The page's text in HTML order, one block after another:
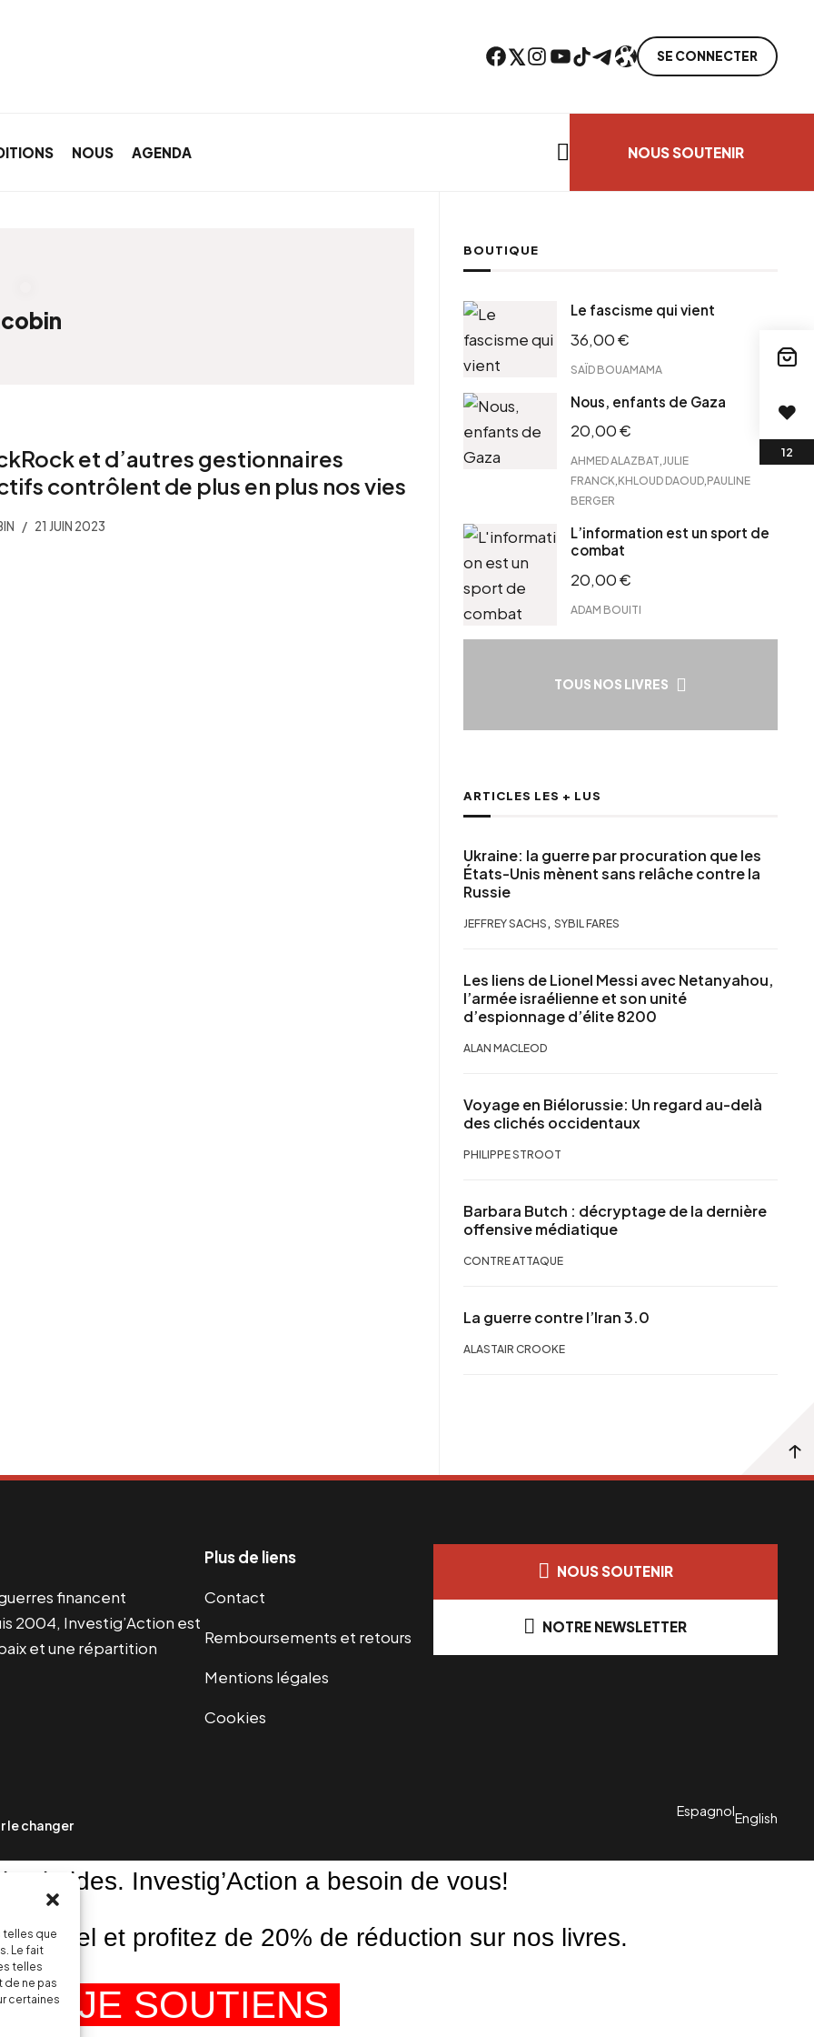
telles que
Le fait
telles
de ne pas
certaines
Facebook Twitter Instagram YouTube TikTok TelegramLien SE CONNECTER
NOUS AGENDA NOUS SOUTENIR
et d’autres gestionnaires
contrôlent de plus en plus nos vies
21 JUIN 2023
BOUTIQUE
Le fascisme qui vient
36,00€
SAÏD BOUAMAMA
Nous, enfants de Gaza
20,00€
AHMED ALAZBAT JULIE
FRANCK KHLOUD DAOUD PAULINE
BERGER
L’information est un sport de
combat
20,00€
ADAM BOUITI
TOUS NOS LIVRES
ARTICLES LES + LUS
Ukraine: la guerre par procuration que les
États-Unis mènent sans relâche contre la
Russie
JEFFREY SACHS , SYBIL FARES
Les liens de Lionel Messi avec Netanyahou,
l’armée israélienne et son unité
d’espionnage d’élite 8200
ALAN MACLEOD
Voyage en Biélorussie: Un regard au-delà
des clichés occidentaux
PHILIPPE STROOT
Barbara Butch : décryptage de la dernière
offensive médiatique
CONTRE ATTAQUE
La guerre contre l’Iran 3.0
ALASTAIR CROOKE
financent
2004, Investig’Action est
et une répartition
Plus de liens
Contact
Remboursements et retours
Mentions légales
Cookies
NOUS SOUTENIR
NOTRE NEWSLETTER
le changer
EspagnolEnglish
subsides. Investig’Action a besoin de vous!
et profitez de 20% de réduction sur nos livres.
JE SOUTIENS